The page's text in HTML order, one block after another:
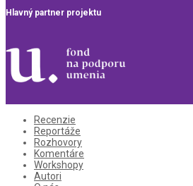
Hlavný partner projektu
Recenzie
Reportáže
Rozhovory
Komentáre
Workshopy
Autori